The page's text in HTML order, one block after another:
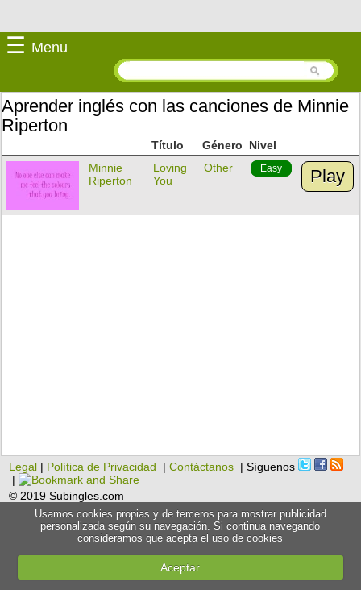
☰ Menu
Aprender inglés con las canciones de Minnie
Riperton
Título Género
Nivel
Minnie
Riperton
Loving
You
Other Easy Play
Legal | Política de Privacidad |Contáctanos | Síguenos
|
© 2019 Subingles.com
Usamos cookies propias y de terceros para mostrar publicidad
personalizada según su navegación. Si continua navegando
consideramos que acepta el uso de cookies
Aceptar